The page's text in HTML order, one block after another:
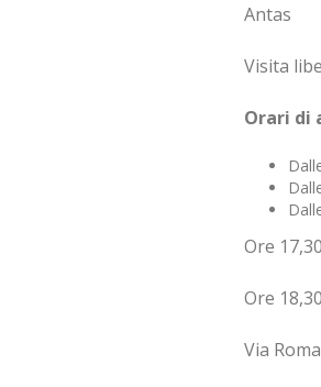
Visita
Orari di
Ore
Ore
Via